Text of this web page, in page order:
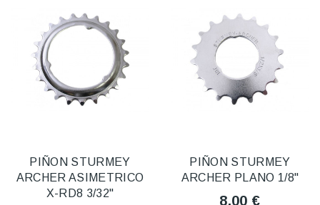
PIÑON STURMEY
ARCHER ASIMETRICO
X-RD8 3/32"
PIÑON STURMEY
ARCHER PLANO 1/8"
8,00 €